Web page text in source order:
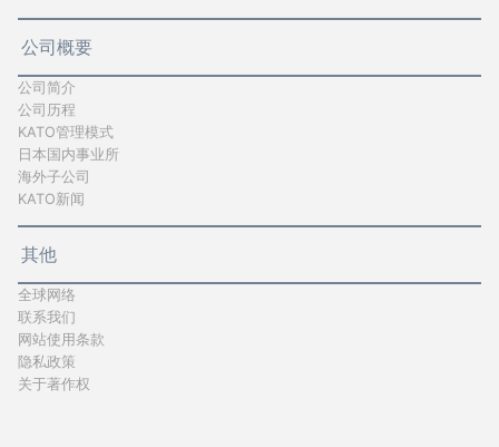
公司概要
公司简介
公司历程
KATO管理模式
日本国内事业所
海外子公司
KATO新闻
其他
全球网络
联系我们
网站使用条款
隐私政策
关于著作权